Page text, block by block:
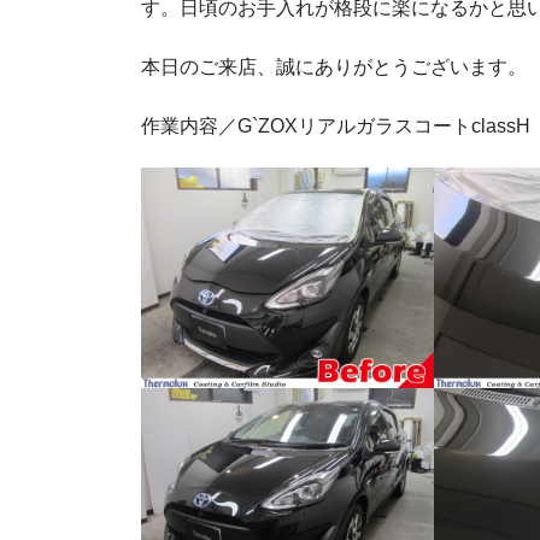
す。日頃のお手入れが格段に楽になるかと思
本日のご来店、誠にありがとうございます。
作業内容／G`ZOXリアルガラスコートclassH